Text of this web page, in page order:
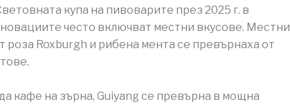
купа на пивоварите през 2025 г. в
често включват местни вкусове. Местни
роза Roxburgh и рибена мента се превърнаха от
кафе на зърна, Guiyang се превърна в мощна